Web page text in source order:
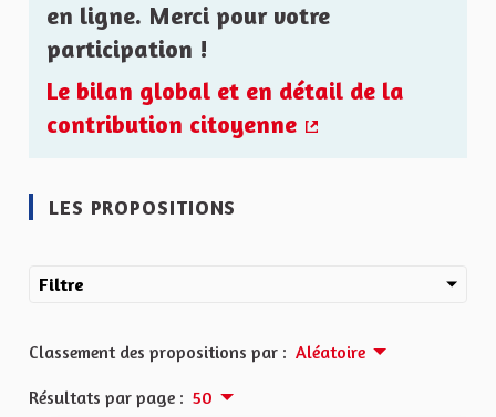
en ligne. Merci pour votre
participation !
Le bilan global et en détail de la
contribution citoyenne
LES PROPOSITIONS
Filtre
Classement des propositions par : Aléatoire
Résultats par page : 50